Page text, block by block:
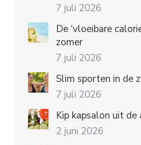
7 juli 2026
De ‘vloeibare
zomer
7 juli 2026
Slim sporten in de
7 juli 2026
Kip kapsalon uit de
2 juni 2026